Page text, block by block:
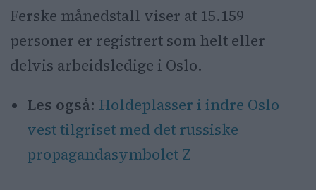
Ferske månedstall viser at 15.159
personer er registrert som helt eller
delvis arbeidsledige i Oslo.
Les også: Holdeplasser i indre Oslo
vest tilgriset med det russiske
propagandasymbolet Z